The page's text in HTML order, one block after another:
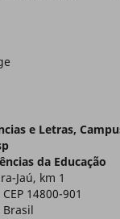
e Letras,
da Educação
Jaú, km 1
14800-901
Brasil